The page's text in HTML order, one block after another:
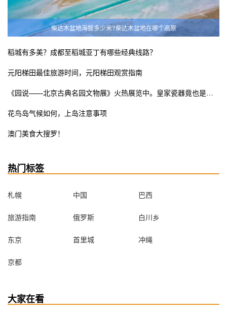
柴达木盆地海拔多少米?柴达木盆地在哪个高原
稻城有多美？成都至稻城亚丁有哪些经典线路？
元阳梯田最佳旅游时间，元阳梯田观赏指南
《园说——北京古典名园文物展》火热展览中。皇家瓷器竟也是少女粉ins风？错过这次展览遗憾终生
花鸟岛气候如何，上岛注意事项
澳门美食大搜罗！
热门标签
札幌 中国 巴西
旅游指南 俄罗斯 白川乡
东京 首里城 冲绳
京都
大家在看